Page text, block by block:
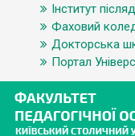
Інститут
Фаховий
Докторська
Портал